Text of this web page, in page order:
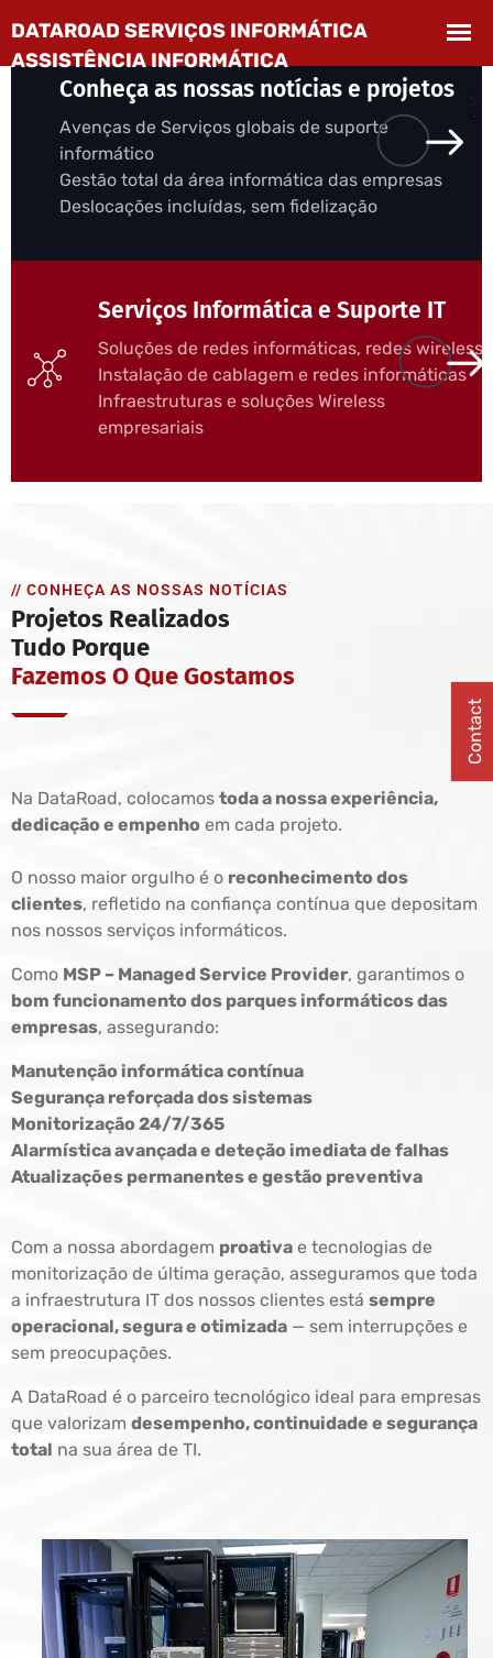
Conheça as nossas notícias e projetos
Avenças de Serviços globais de suporte
informático
Gestão total da área informática das empresas
Deslocações incluídas, sem fidelização
Serviços Informática e Suporte IT
Soluções de redes informáticas, redes wireless
Instalação de cablagem e redes informáticas
Infraestruturas e soluções Wireless
empresariais
// CONHEÇA AS NOSSAS NOTÍCIAS
Projetos Realizados
Tudo Porque
Fazemos O Que Gostamos
Na DataRoad, colocamos toda a nossa experiência,
dedicação e empenho em cada projeto.
O nosso maior orgulho é o reconhecimento dos
clientes, refletido na confiança contínua que depositam
nos nossos serviços informáticos.
Como MSP – Managed Service Provider, garantimos o
bom funcionamento dos parques informáticos das
empresas, assegurando:
Manutenção informática contínua
Segurança reforçada dos sistemas
Monitorização 24/7/365
Alarmística avançada e deteção imediata de falhas
Atualizações permanentes e gestão preventiva
Com a nossa abordagem proativa e tecnologias de
monitorização de última geração, asseguramos que toda
a infraestrutura IT dos nossos clientes está sempre
operacional, segura e otimizada — sem interrupções e
sem preocupações.
A DataRoad é o parceiro tecnológico ideal para empresas
que valorizam desempenho, continuidade e segurança
total na sua área de TI.
Contact